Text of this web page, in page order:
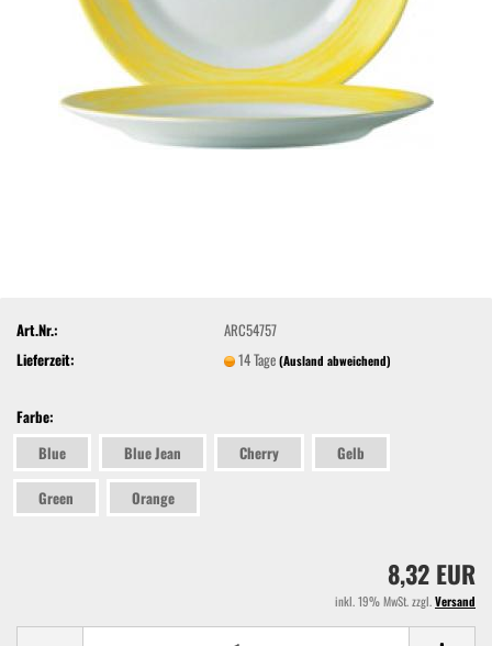
Art.Nr.:
ARC54757
Lieferzeit:
14 Tage(Ausland abweichend)
Farbe:
Blue
Blue Jean Cherry Gelb
Green Orange
8,32 EUR
inkl. 19% MwSt. zzgl.Versand